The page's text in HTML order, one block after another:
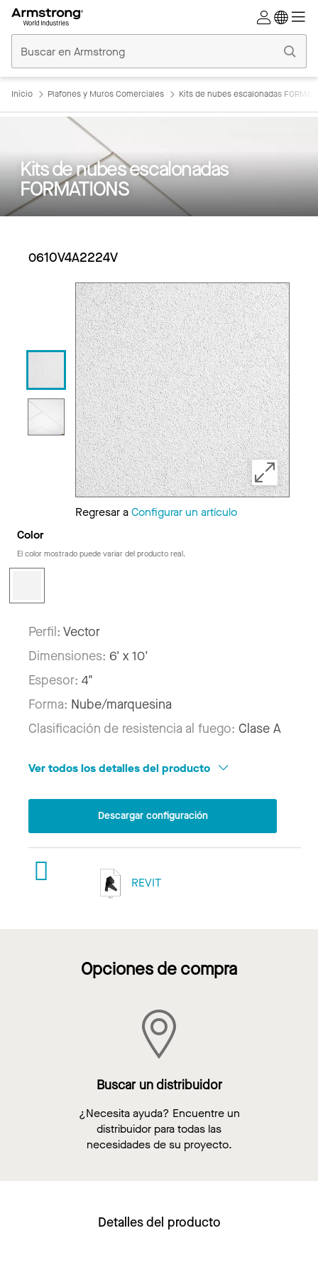
Comerciales
Inicio
Inicio Plafones y Muros Comerciales Kits de nubes escalonadas
Kits de nubes escalonadas
FORMATIONS
0610V4A2224V
Regresar aConfigurar un artículo
Color
El color mostrado puede variar del producto real.
Perfil: Vector
Dimensiones: 6' x 10'
Espesor: 4"
Forma: Nube/marquesina
Clasificación de resistencia al fuego: Clase A
Ver todos los detalles del producto
Descargar configuración
REVIT
Opciones de compra
Buscar un distribuidor
¿Necesita ayuda? Encuentre un
distribuidor para todas las
necesidades de su proyecto.
Detalles del producto